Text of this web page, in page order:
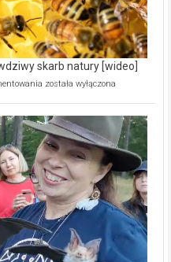
oczyszczalni
ścieków
[wideo]
skarb natury [wideo]
Ekologiczne
–
prawdziwy
skarb
natury
[wideo]
została wyłączona